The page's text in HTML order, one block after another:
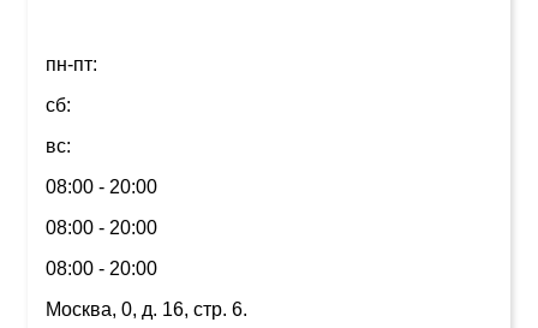
пн-пт:
сб:
вс:
08:00 - 20:00
08:00 - 20:00
08:00 - 20:00
Москва, 0, д. 16, стр. 6.